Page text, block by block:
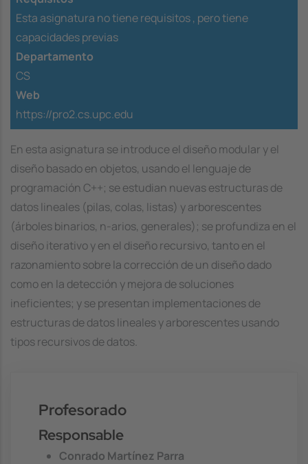
Esta asignatura no tiene requisitos , pero tiene
capacidades previas
Departamento
CS
Web
https://pro2.cs.upc.edu
En esta asignatura se introduce el diseño modular y el
diseño basado en objetos, usando el lenguaje de
programación C++; se estudian nuevas estructuras de
datos lineales (pilas, colas, listas) y arborescentes
(árboles binarios, n-arios, generales); se profundiza en el
diseño iterativo y en el diseño recursivo, tanto en el
razonamiento sobre la corrección de un diseño dado
como en la detección y mejora de soluciones
ineficientes; y se presentan implementaciones de
estructuras de datos lineales y arborescentes usando
tipos recursivos de datos.
Profesorado
Responsable
Conrado Martínez Parra